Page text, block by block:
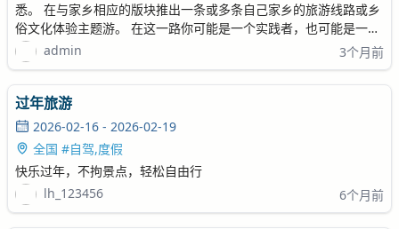
悉。 在与家乡相应的版块推出一条或多条自己家乡的旅游线路或乡
俗文化体验主题游。 在这一路你可能是一个实践者，也可能是一次
旅行的策划者或者组织者，不管带领着多少人上路，风景总是丰富
多彩的，脚下的路总是错综复杂的，能安心的走完一段路，在深山
里的农家或是在城市的客栈里短暂落脚，仔
admin 3个月前
过年旅游
2026-02-16 - 2026-02-19
全国 #自驾,度假
快乐过年，不拘景点，轻松自由行
lh_123456
6个月前